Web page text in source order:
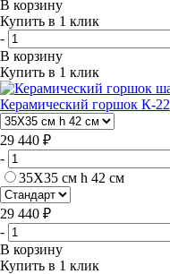
В корзину
Купить в 1 клик
-
В корзину
Купить в 1 клик
Керамический горшок К-22
29 440 ₽
-
35Х35 см h 42 см
29 440 ₽
-
В корзину
Купить в 1 клик